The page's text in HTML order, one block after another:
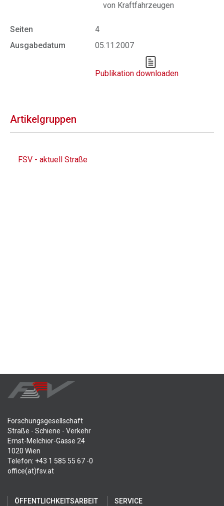
von Kraftfahrzeugen
Seiten
4
Ausgabedatum
05.11.2007
Publikation downloaden
Artikelgruppen
FSV - aktuell Straße
Forschungsgesellschaft
Straße - Schiene - Verkehr
Ernst-Melchior-Gasse 24
1020 Wien
Telefon: +43 1 585 55 67 -0
office(at)fsv.at
ÖFFENTLICHKEITSARBEIT SERVICE